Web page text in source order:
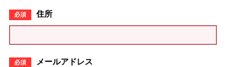
住所
メールアドレス